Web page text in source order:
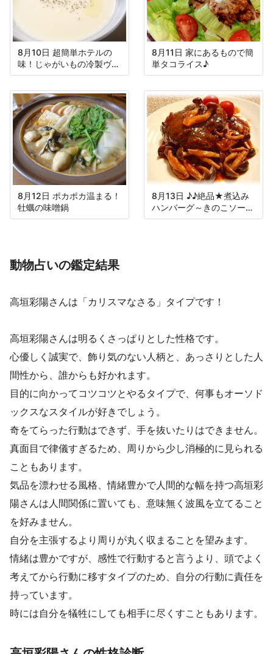
8月10日 超簡単ホテルの
味！じゃがいもの冷製ヴィ
シソワーズ
8月11日 家にあるもので簡
単タコライス♪
8月12日 ポカポカ温まる！
牡蠣の味噌鍋
8月13日 ♪♪絶品★煮込み
ハンバーグ～きのこソース
～♪♪
動物占いの鑑定結果
高垣彩陽さんは「カリスマなさる」タイプです！
高垣彩陽さんは明るくさっぱりとした性格です。
心優しく誠実で、飾り気のない人柄と、あっさりとした人
間性から、誰からも好かれます。
目的に向かってコツコツとやるタイプで、何事もオーソド
ックスなスタイルが好きでしょう。
奇をてらった行動はできず、手を抜いたりはできません。
真面目で律儀すぎるため、周りから少し消極的に見られる
こともあります。
気品を漂わせる風格、情緒豊かで人間的な幅を持つ高垣彩
陽さんは人間関係に置いても、意味無く波風を立てること
を好みません。
自分を主張するより周りが丸く収まることを望みます。
情緒は豊かですが、感性で行動すると言うより、頭でよく
考えてから行動に移すタイプのため、自分の行動に責任を
持っています。
時には自分を犠牲にしても相手に尽くすこともあります。